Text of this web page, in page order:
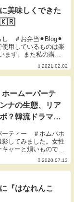
美味しくできた
＃お弁当⚫︎Blog⚫︎
用しているものは楽
ます。また私の購入
アンテナにかかった
買い物メモでもあり
たら幸いです...
2021.02.02
ホームーパーテ
ナの生態、リア
？韓流ドラマに
ティー ＃ホムパホ
してみました。女性
ャーと煩いものです
笑。そういうのが苦
、ご視聴をお控えく
用品紹介動画内で...
2020.07.13
『はなれんこ